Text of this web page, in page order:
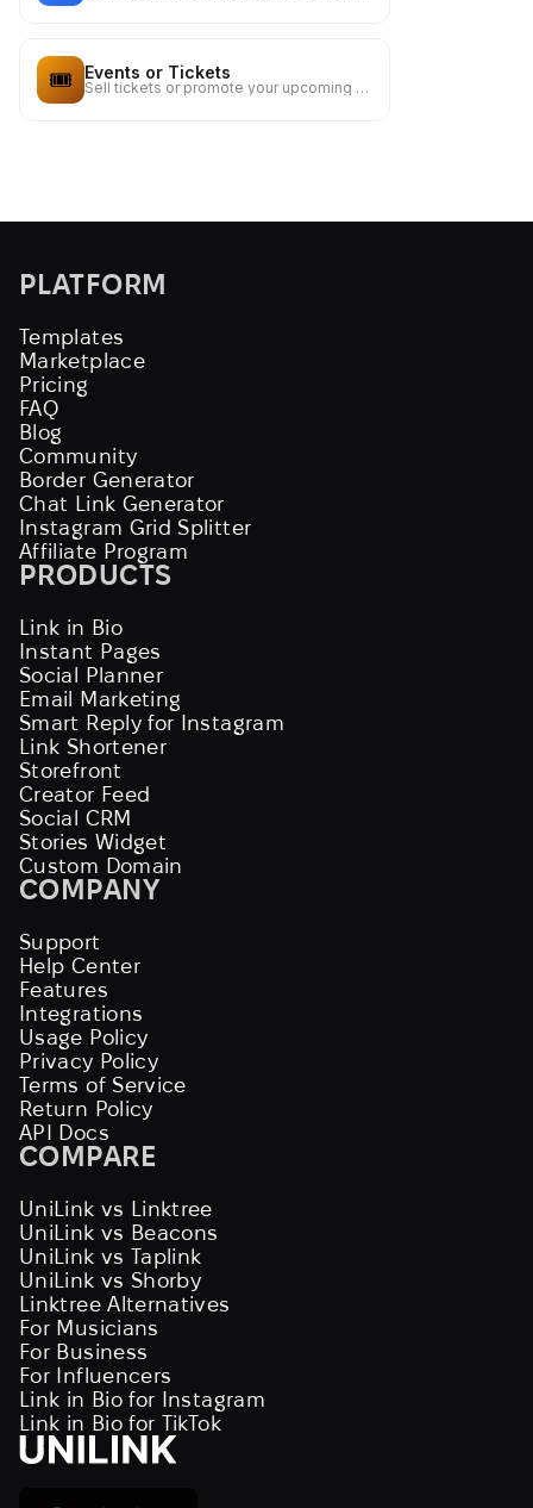
🎟️ Events or Tickets
Sell tickets or promote your upcoming events
PLATFORM
Templates
Marketplace
Pricing
FAQ
Blog
Community
Border Generator
Chat Link Generator
Instagram Grid Splitter
Affiliate Program
PRODUCTS
Link in Bio
Instant Pages
Social Planner
Email Marketing
Smart Reply for Instagram
Link Shortener
Storefront
Creator Feed
Social CRM
Stories Widget
Custom Domain
COMPANY
Support
Help Center
Features
Integrations
Usage Policy
Privacy Policy
Terms of Service
Return Policy
API Docs
COMPARE
UniLink vs Linktree
UniLink vs Beacons
UniLink vs Taplink
UniLink vs Shorby
Linktree Alternatives
For Musicians
For Business
For Influencers
Link in Bio for Instagram
Link in Bio for TikTok